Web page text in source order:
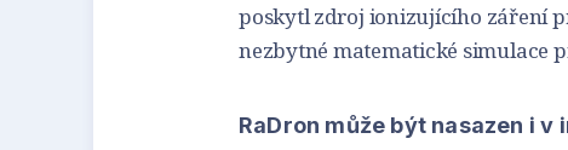
poskytl zdroj ionizujícího záření
nezbytné matematické simulace
RaDron může být nasazen i